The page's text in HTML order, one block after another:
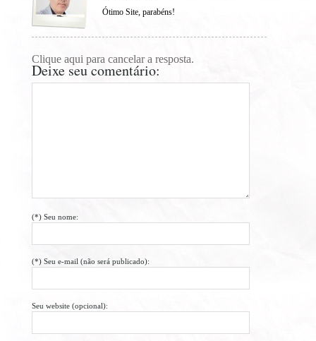
Ótimo Site, parabéns!
Clique aqui para cancelar a resposta.
Deixe seu comentário:
(*) Seu nome:
(*) Seu e-mail (não será publicado):
Seu website (opcional):